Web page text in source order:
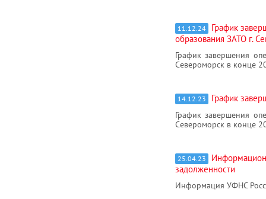
11.12.24
График
образования ЗАТО г.
График завершения
Североморск в конце
14.12.23 График
График завершения
Североморск в конце
25.04.23
задолженности
Информация УФНС